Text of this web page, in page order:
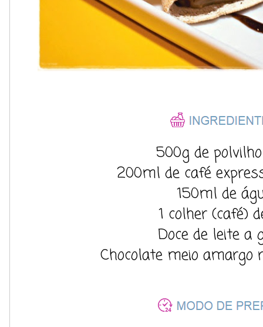
500g de
200ml de café
150ml de
1 colher (café)
Doce de leite a
Chocolate meio amargo